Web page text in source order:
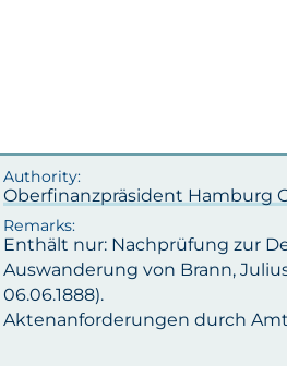
Oberfinanzpräsident Hamburg
Enthält nur: Nachprüfung zur
Auswanderung von Brann,
06.06.1888).
Aktenanforderungen durch